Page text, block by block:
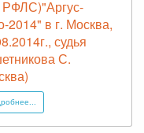
2014" в г. Москва,
судья
С.